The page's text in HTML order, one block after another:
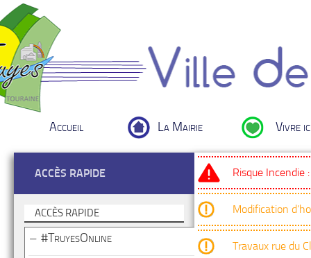
Accueil La Mairie Vivre
Risque Incendie
Modification
Travaux rue du
ACCÈS RAPIDE
ACCÈS RAPIDE
#TruyesOnline